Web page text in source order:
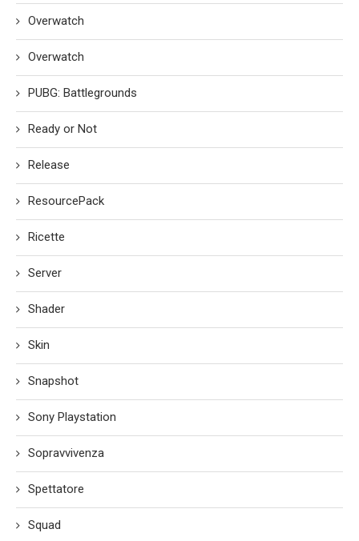
Overwatch
Overwatch
PUBG: Battlegrounds
Ready or Not
Release
ResourcePack
Ricette
Server
Shader
Skin
Snapshot
Sony Playstation
Sopravvivenza
Spettatore
Squad